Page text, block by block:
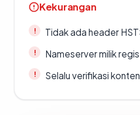
Kekurangan
Tidak ada header
Nameserver milik
Selalu verifikasi